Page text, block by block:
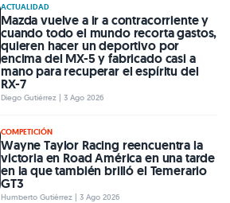
ACTUALIDAD
Mazda vuelve a ir a contracorriente y
cuando todo el mundo recorta gastos,
quieren hacer un deportivo por
encima del MX-5 y fabricado casi a
mano para recuperar el espíritu del
RX-7
Diego Gutiérrez | 3 Ago 2026
COMPETICIÓN
Wayne Taylor Racing reencuentra la
victoria en Road América en una tarde
en la que también brilló el Temerario
GT3
Humberto Gutiérrez | 3 Ago 2026